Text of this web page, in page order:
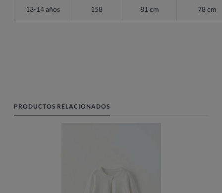
13-14 años 158 81 cm 78 cm
PRODUCTOS RELACIONADOS